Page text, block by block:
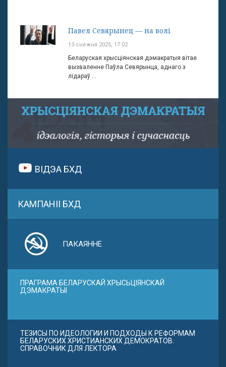
Павел Севярынец — на волі
13 снежня 2025, 17:02
Беларуская хрысціянская дэмакратыя вітае
вызваленне Паўла Севярынца, аднаго з
лідараў ...
ВІДЭА БХД
КАМПАНІІ БХД
ПАКАЯННЕ
ПРАГРАМА БЕЛАРУСКАЙ ХРЫСЬЦІЯНСКАЙ
ДЭМАКРАТЫІ
ТЕЗИСЫ ПО ИДЕОЛОГИИ И ПОДХОДЫ К РЕФОРМАМ
БЕЛАРУСКИХ ХРИСТИАНСКИХ ДЕМОКРАТОВ.
СПРАВОЧНИК ДЛЯ ЛЕКТОРА